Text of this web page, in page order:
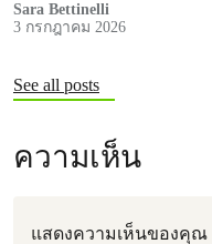
Sara Bettinelli
3 กรกฎาคม 2026
See all posts
ความเห็น
แสดงความเห็นของคุณ